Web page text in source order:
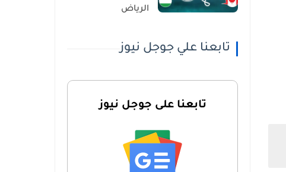
الرياض
تابعنا علي جوجل نيوز
تابعنا على جوجل نيوز